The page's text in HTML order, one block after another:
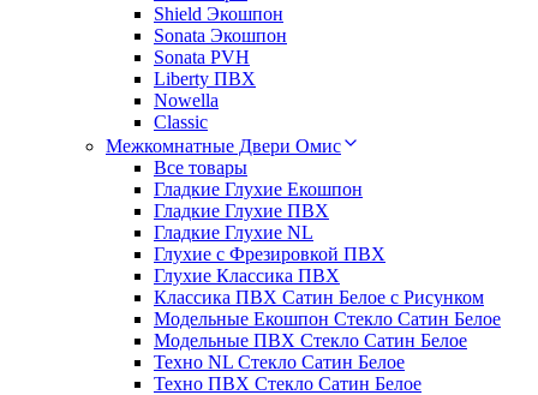
Shield Экошпон
Sonata Экошпон
Sonata PVH
Liberty ПВХ
Nowella
Classic
Межкомнатные Двери Омис
Все товары
Гладкие Глухие Екошпон
Гладкие Глухие ПВХ
Гладкие Глухие NL
Глухие c Фрезировкой ПВХ
Глухие Классика ПВХ
Классика ПВХ Сатин Белое с Рисунком
Модельные Екошпон Стекло Сатин Белое
Модельные ПВХ Стекло Сатин Белое
Техно NL Стекло Сатин Белое
Техно ПВХ Стекло Сатин Белое